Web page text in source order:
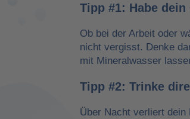
Tipp #1: Habe
Ob bei der Arbeit oder
nicht vergisst. Denke
mit Mineralwasser
Tipp #2: Trinke
Über Nacht verliert